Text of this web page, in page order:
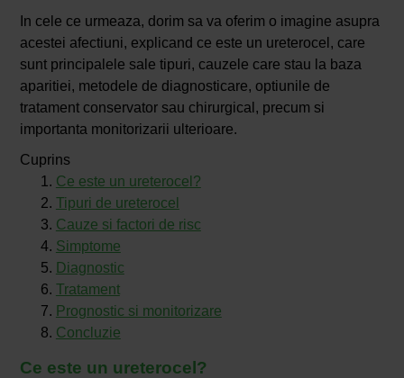
In cele ce urmeaza, dorim sa va oferim o imagine asupra
acestei afectiuni, explicand ce este un ureterocel, care
sunt principalele sale tipuri, cauzele care stau la baza
aparitiei, metodele de diagnosticare, optiunile de
tratament conservator sau chirurgical, precum si
importanta monitorizarii ulterioare.
Cuprins
Ce este un ureterocel?
Tipuri de ureterocel
Cauze si factori de risc
Simptome
Diagnostic
Tratament
Prognostic si monitorizare
Concluzie
Ce este un ureterocel?